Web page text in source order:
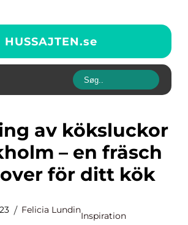
HUSSAJTEN.se
– en fräsch
för ditt kök
Felicia Lundin
Inspiration